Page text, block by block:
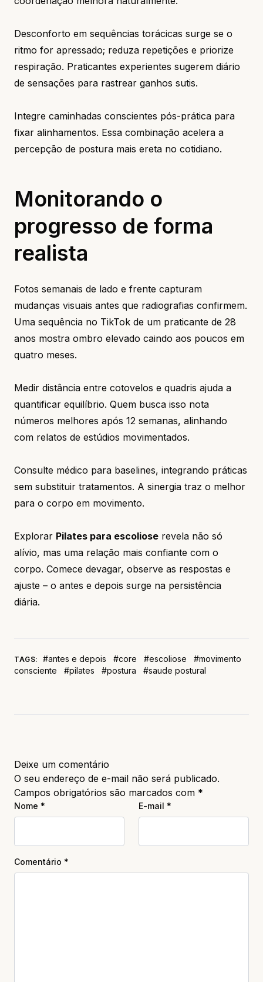
Desconforto em sequências torácicas surge se o
ritmo for apressado; reduza repetições e priorize
respiração. Praticantes experientes sugerem diário
de sensações para rastrear ganhos sutis.
Integre caminhadas conscientes pós-prática para
fixar alinhamentos. Essa combinação acelera a
percepção de postura mais ereta no cotidiano.
Monitorando o
progresso de forma
realista
Fotos semanais de lado e frente capturam
mudanças visuais antes que radiografias confirmem.
Uma sequência no TikTok de um praticante de 28
anos mostra ombro elevado caindo aos poucos em
quatro meses.
Medir distância entre cotovelos e quadris ajuda a
quantificar equilíbrio. Quem busca isso nota
números melhores após 12 semanas, alinhando
com relatos de estúdios movimentados.
Consulte médico para baselines, integrando práticas
sem substituir tratamentos. A sinergia traz o melhor
para o corpo em movimento.
Explorar Pilates para escoliose revela não só
alívio, mas uma relação mais confiante com o
corpo. Comece devagar, observe as respostas e
ajuste – o antes e depois surge na persistência
diária.
TAGS: #antes e depois #core #escoliose
#movimento
consciente
#pilates #postura #saude postural
Deixe um comentário
O seu endereço de e-mail não será publicado.
Campos obrigatórios são marcados com *
Nome * E-mail *
Comentário *